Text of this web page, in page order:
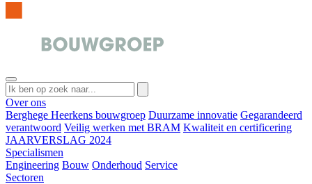
Over ons
Berghege Heerkens bouwgroep Duurzame innovatie Gegarandeerd
verantwoord Veilig werken met BRAM Kwaliteit en certificering
JAARVERSLAG 2024
Specialismen
Engineering Bouw Onderhoud Service
Sectoren